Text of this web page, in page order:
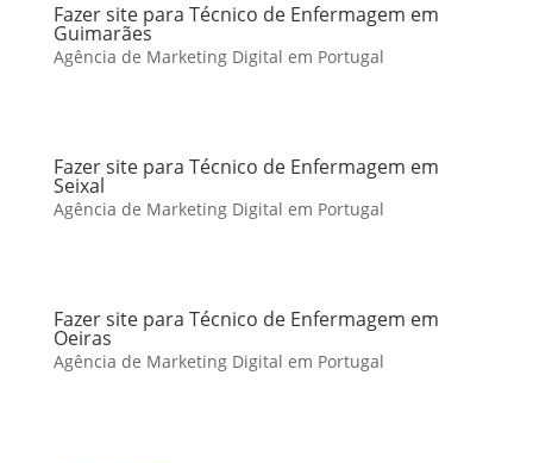
Fazer site para Técnico de Enfermagem em
Guimarães
Agência de Marketing Digital em Portugal
Fazer site para Técnico de Enfermagem em
Seixal
Agência de Marketing Digital em Portugal
Fazer site para Técnico de Enfermagem em
Oeiras
Agência de Marketing Digital em Portugal